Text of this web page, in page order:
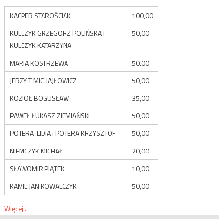
KACPER STAROŚCIAK
100,00
KULCZYK GRZEGORZ POLIŃSKA i
KULCZYK KATARZYNA
50,00
MARIA KOSTRZEWA
50,00
JERZY T MICHAJŁOWICZ
50,00
KOZIOŁ BOGUSŁAW
35,00
PAWEŁ ŁUKASZ ZIEMIAŃSKI
50,00
POTERA LIDIA i POTERA KRZYSZTOF
50,00
NIEMCZYK MICHAŁ
20,00
SŁAWOMIR PIĄTEK
10,00
KAMIL JAN KOWALCZYK
50,00
Więcej...